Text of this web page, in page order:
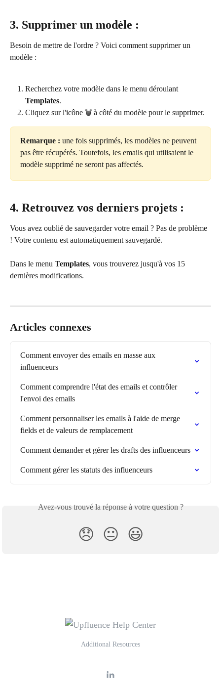
3. Supprimer un modèle :
Besoin de mettre de l'ordre ? Voici comment supprimer un
modèle :
Recherchez votre modèle dans le menu déroulant
Templates.
Cliquez sur l'icône 🗑 à côté du modèle pour le supprimer.
Remarque : une fois supprimés, les modèles ne peuvent
pas être récupérés. Toutefois, les emails qui utilisaient le
modèle supprimé ne seront pas affectés.
4. Retrouvez vos derniers projets :
Vous avez oublié de sauvegarder votre email ? Pas de problème
! Votre contenu est automatiquement sauvegardé.
Dans le menu Templates, vous trouverez jusqu'à vos 15
dernières modifications.
Articles connexes
Comment envoyer des emails en masse aux
influenceurs
Comment comprendre l'état des emails et contrôler
l'envoi des emails
Comment personnaliser les emails à l'aide de merge
fields et de valeurs de remplacement
Comment demander et gérer les drafts des influenceurs
Comment gérer les statuts des influenceurs
Avez-vous trouvé la réponse à votre question ?
😞 😐 😃
Additional Resources